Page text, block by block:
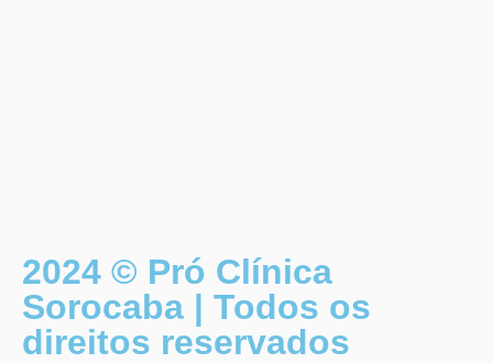
2024 © Pró Clínica
Sorocaba | Todos os
direitos reservados